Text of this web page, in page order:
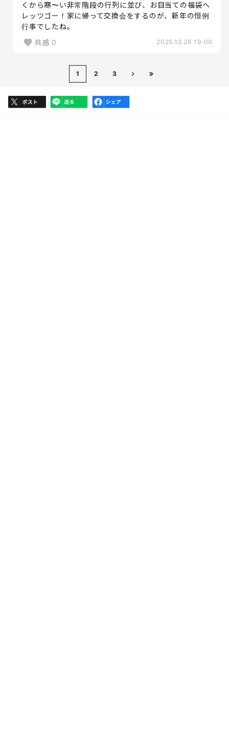
くから寒〜い非常階段の行列に並び、お目当ての福袋へ
レッツゴー！家に帰って交換会をするのが、新年の恒例
行事でしたね。
共感 0 2025.12.26 19:00
1 2 3